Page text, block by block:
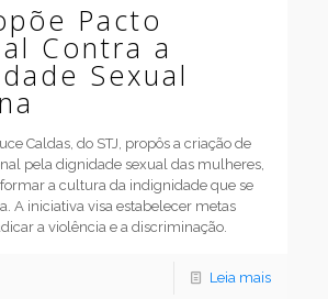
Pacto
Contra a
Sexual
Caldas, do STJ, propôs a criação de
pela dignidade sexual das mulheres,
a cultura da indignidade que se
A iniciativa visa estabelecer metas
a violência e a discriminação.
Leia mais